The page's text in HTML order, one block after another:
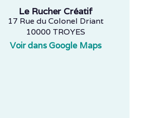
Le Rucher Créatif
17 Rue du Colonel Driant
10000 TROYES
Voir dans Google Maps